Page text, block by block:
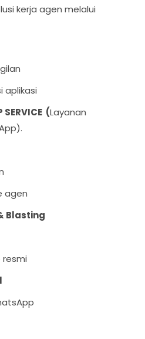
kerja agen melalui
aplikasi
SERVICE (Layanan
agen
Blasting